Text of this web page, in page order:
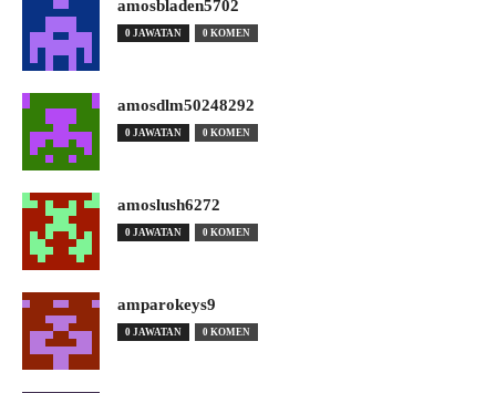
amosbladen5702
0 JAWATAN 0 KOMEN
amosdlm50248292
0 JAWATAN 0 KOMEN
amoslush6272
0 JAWATAN 0 KOMEN
amparokeys9
0 JAWATAN 0 KOMEN